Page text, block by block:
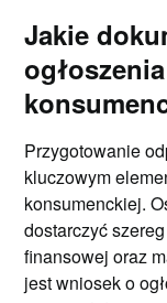
Jakie
Przygotowanie
kluczowym
konsumenckiej.
dostarczyć
finansowej oraz
jest wniosek o